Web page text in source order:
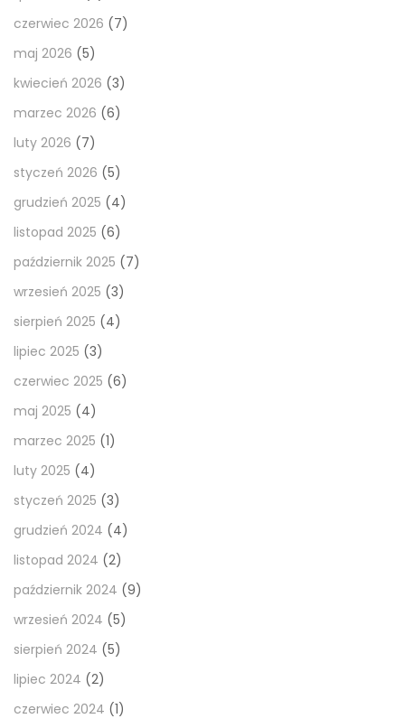
czerwiec 2026 (7)
maj 2026 (5)
kwiecień 2026 (3)
marzec 2026 (6)
luty 2026 (7)
styczeń 2026 (5)
grudzień 2025 (4)
listopad 2025 (6)
październik 2025 (7)
wrzesień 2025 (3)
sierpień 2025 (4)
lipiec 2025 (3)
czerwiec 2025 (6)
maj 2025 (4)
marzec 2025 (1)
luty 2025 (4)
styczeń 2025 (3)
grudzień 2024 (4)
listopad 2024 (2)
październik 2024 (9)
wrzesień 2024 (5)
sierpień 2024 (5)
lipiec 2024 (2)
czerwiec 2024 (1)